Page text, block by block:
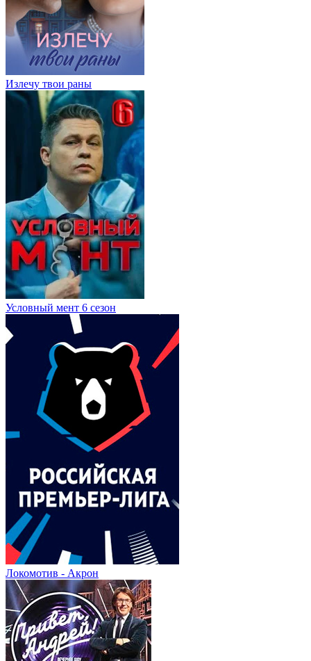
Излечу твои раны
Условный мент 6 сезон
Локомотив - Акрон